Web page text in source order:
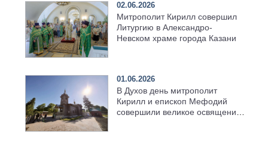
02.06.2026
Митрополит Кирилл совершил
Литургию в Александро-
Невском храме города Казани
01.06.2026
В Духов день митрополит
Кирилл и епископ Мефодий
совершили великое освящение